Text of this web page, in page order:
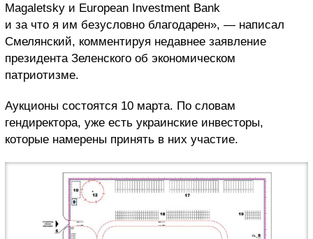
Magaletsky и European Investment Bank
и за что я им безусловно благодарен», — написал
Смелянский, комментируя недавнее заявление
президента Зеленского об экономическом
патриотизме.
Аукционы состоятся 10 марта. По словам
гендиректора, уже есть украинские инвесторы,
которые намерены принять в них участие.